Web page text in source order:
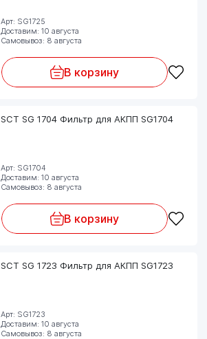
Арт: SG1725
Доставим: 10 августа
Самовывоз: 8 августа
В корзину
SCT SG 1704 Фильтр для АКПП SG1704
Арт: SG1704
Доставим: 10 августа
Самовывоз: 8 августа
В корзину
SCT SG 1723 Фильтр для АКПП SG1723
Арт: SG1723
Доставим: 10 августа
Самовывоз: 8 августа